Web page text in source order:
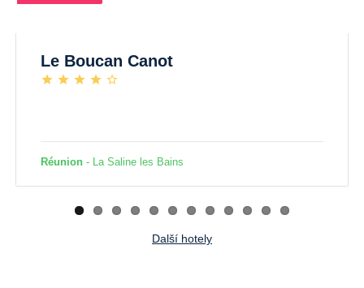
Le Boucan Canot
Réunion - La Saline les Bains
Další hotely